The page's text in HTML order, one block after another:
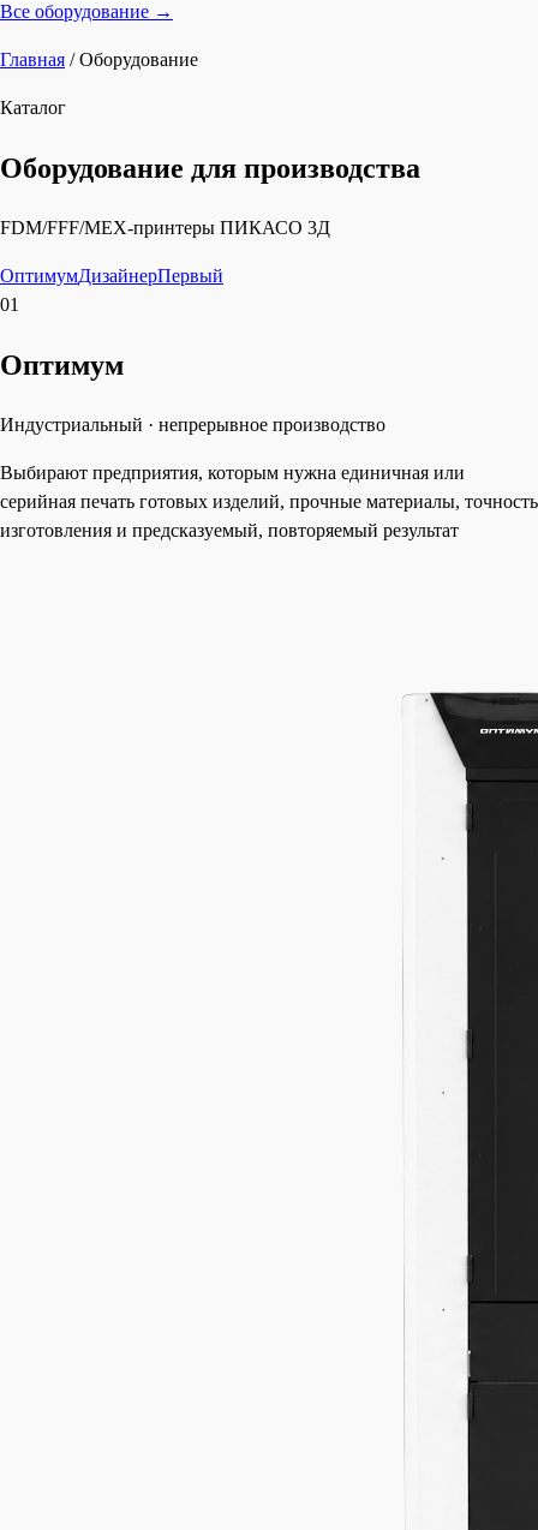
Все оборудование →
Главная /Оборудование
Каталог
Оборудование для производства
FDM/FFF/MEX-принтеры ПИКАСО 3Д
ОптимумДизайнерПервый
01
Оптимум
Индустриальный · непрерывное производство
Выбирают предприятия, которым нужна единичная или
серийная печать готовых изделий, прочные материалы, точность
изготовления и предсказуемый, повторяемый результат